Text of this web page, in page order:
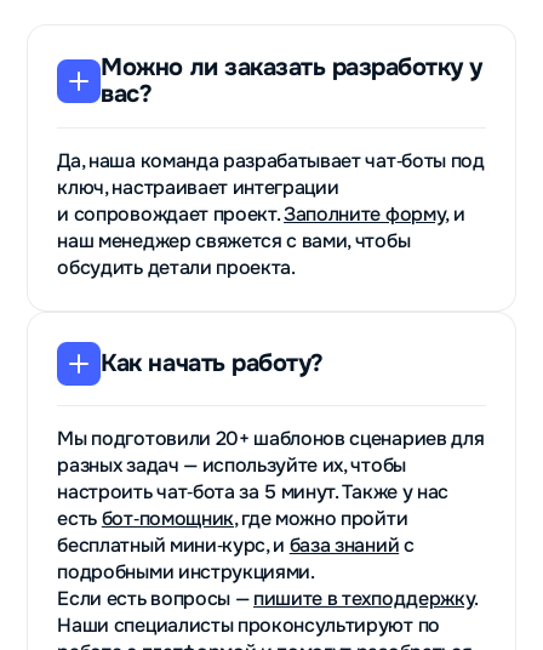
Можно ли заказать разработку у
вас?
Да, наша команда разрабатывает чат‑боты под
ключ, настраивает интеграции
и сопровождает проект.Заполните форму, и
наш менеджер свяжется с вами, чтобы
обсудить детали проекта.
Как начать работу?
Мы подготовили 20+ шаблонов сценариев для
разных задач — используйте их, чтобы
настроить чат‑бота за 5 минут. Также у нас
естьбот‑помощник, где можно пройти
бесплатный мини‑курс, и база знанийс
подробными инструкциями.
Если есть вопросы —пишите в техподдержку.
Наши специалисты проконсультируют по